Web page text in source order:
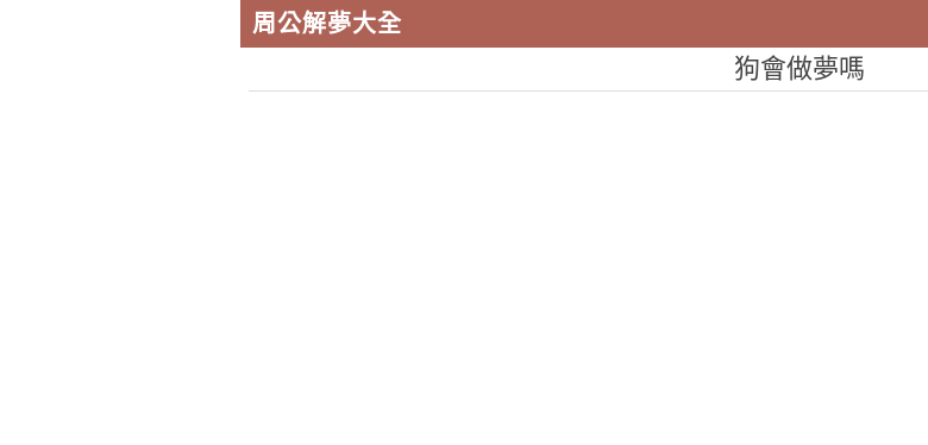
周公解夢大全
狗會做夢嗎